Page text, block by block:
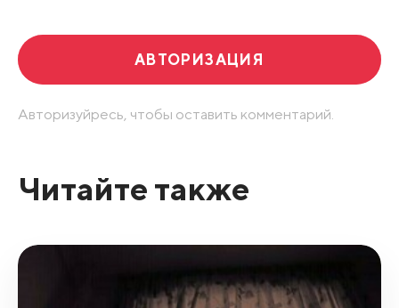
АВТОРИЗАЦИЯ
Авторизуйресь, чтобы оставить комментарий.
Читайте также